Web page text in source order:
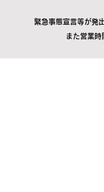
緊急事態宣言等が発
また営業時